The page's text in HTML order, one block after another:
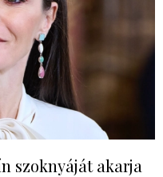
szoknyáját akarja